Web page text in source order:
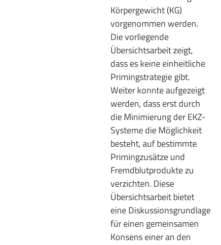
Körpergewicht (KG)
vorgenommen werden.
Die vorliegende
Übersichtsarbeit zeigt,
dass es keine einheitliche
Primingstrategie gibt.
Weiter konnte aufgezeigt
werden, dass erst durch
die Minimierung der EKZ-
Systeme die Möglichkeit
besteht, auf bestimmte
Primingzusätze und
Fremdblutprodukte zu
verzichten. Diese
Übersichtsarbeit bietet
eine Diskussionsgrundlage
für einen gemeinsamen
Konsens einer an den